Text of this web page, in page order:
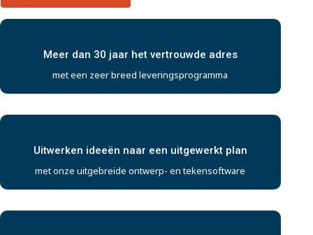
Meer dan 30 jaar het vertrouwde adres
met een zeer breed leveringsprogramma
Uitwerken ideeën naar een uitgewerkt plan
met onze uitgebreide ontwerp- en tekensoftware